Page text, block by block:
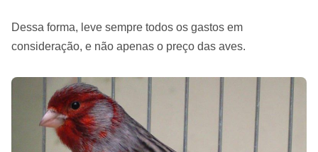
Dessa forma, leve sempre todos os gastos em
consideração, e não apenas o preço das aves.